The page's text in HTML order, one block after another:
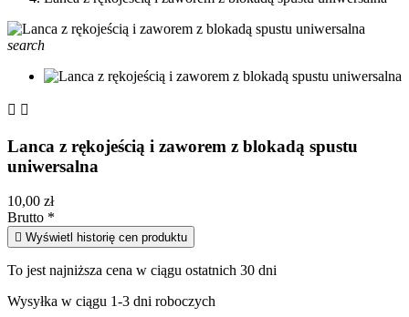
search
 
Lanca z rękojeścią i zaworem z blokadą spustu
uniwersalna
10,00 zł
Brutto *
 Wyświetl historię cen produktu
To jest najniższa cena w ciągu ostatnich 30 dni
Wysyłka w ciągu 1-3 dni roboczych